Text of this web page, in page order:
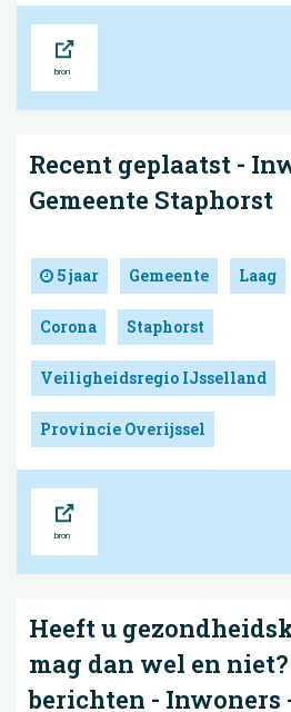
Recent geplaatst -
Gemeente Staphorst
5 jaar Gemeente Laag
Corona Staphorst
Veiligheidsregio IJsselland
Provincie Overijssel
Heeft u
mag dan wel en
berichten - Inwoners